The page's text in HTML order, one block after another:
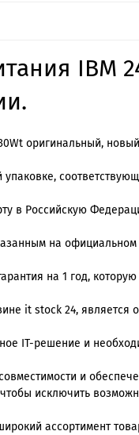
IBM
оригинальный,
в Российскую
на
на 1 год,
it stock 24, является
IT-решение и
и
исключить
ассортимент